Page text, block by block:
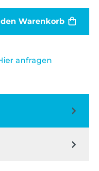
Warenkorb
anfragen